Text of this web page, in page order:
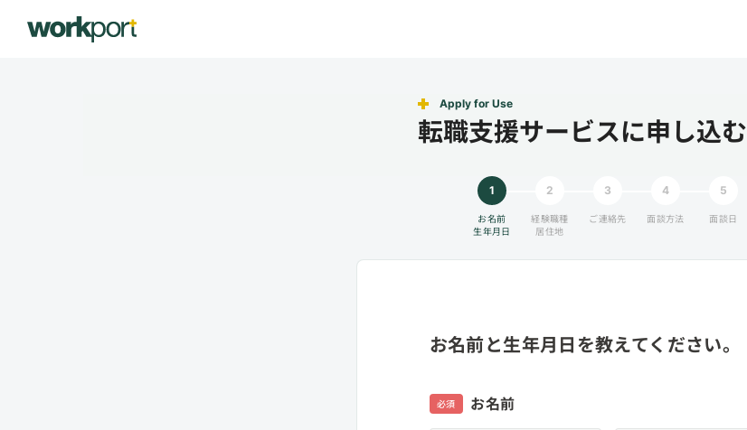
Apply for Use
転職支援サービスに申し込む
1
お名前
生年月日
2
経験職種
居住地
3
ご連絡先
4
面談方法
5
面談日
お名前と生年月日を教えてください。
お名前
必須